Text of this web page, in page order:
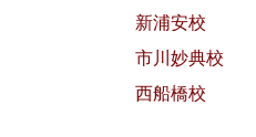
新浦安校
市川妙典校
西船橋校